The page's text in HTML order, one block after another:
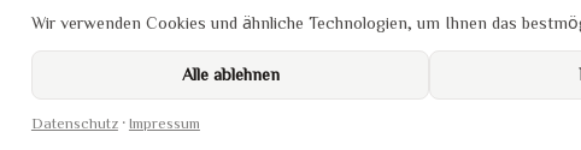
Wir verwenden Cookies und ähnliche Technologien, um Ihnen das
Alle ablehnen
Datenschutz· Impressum